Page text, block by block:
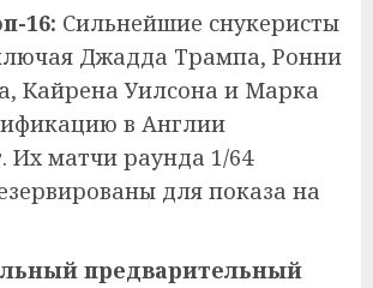
16: Сильнейшие снукеристы
Джадда Трампа, Ронни
Кайрена Уилсона и Марка
в Англии
Их матчи раунда 1/64
для показа на
предварительный